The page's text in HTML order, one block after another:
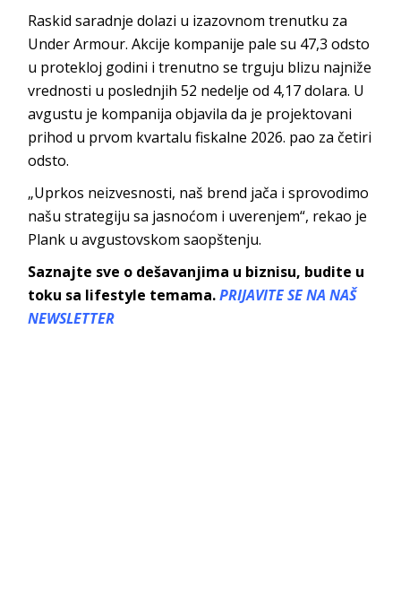
Raskid saradnje dolazi u izazovnom trenutku za
Under Armour. Akcije kompanije pale su 47,3 odsto
u protekloj godini i trenutno se trguju blizu najniže
vrednosti u poslednjih 52 nedelje od 4,17 dolara. U
avgustu je kompanija objavila da je projektovani
prihod u prvom kvartalu fiskalne 2026. pao za četiri
odsto.
„Uprkos neizvesnosti, naš brend jača i sprovodimo
našu strategiju sa jasnoćom i uverenjem“, rekao je
Plank u avgustovskom saopštenju.
Saznajte sve o dešavanjima u biznisu, budite u
toku sa lifestyle temama.PRIJAVITE SE NA NAŠ
NEWSLETTER